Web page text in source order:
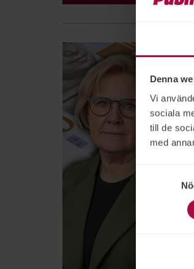
Denna
Vi
sociala
till de
med
Samtyckesval